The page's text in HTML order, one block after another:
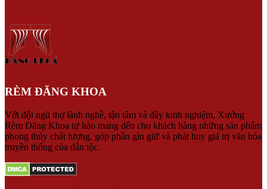
RÈM ĐĂNG KHOA
Với đội ngũ thợ lành nghề, tận tâm và đầy kinh nghiệm, Xưởng
Rèm Đăng Khoa tự hào mang đến cho khách hàng những sản phẩm
phong thủy chất lượng, góp phần gìn giữ và phát huy giá trị văn hóa
truyền thống của dân tộc.